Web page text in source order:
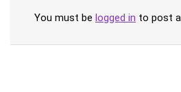
You must be logged in to post